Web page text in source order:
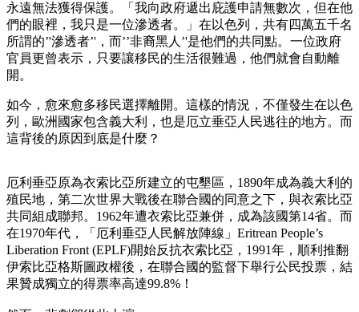
永遠無法獲得保護。「我向政府遞出庇護申請無數次，但在他
們的眼裡，我只是一位滲透者。」在以色列，共有四萬五千名
所謂的’'滲透者’'，而’’非裔黑人’'是他們的共同點。一位政府
官員更曾表示，只要讓移民的生活很難過，他們就會自動離
開。
如今，愈來愈多移民選擇離開。這樣的情況，不僅發生在以色
列，歐洲國家包含義大利，也是厄立垂亞人民逃往的地方。而
這背後的原因到底是什麼？
厄利垂亞原為衣索比亞所建立的屯墾區，1890年成為義大利的
殖民地，第二次世界大戰後在聯合國的同意之下，與衣索比亞
共同組成聯邦。1962年遭衣索比亞兼併，成為該國第14省。而
在1970年代，「厄利垂亞人民解放陣線」Eritrean People’s
Liberation Front (EPLF)開始反抗衣索比亞，1991年，順利推翻
伊索比亞格斯圖政權後，在聯合國的監督下舉行公民投票，結
果贊成獨立的得票率高達99.8%！